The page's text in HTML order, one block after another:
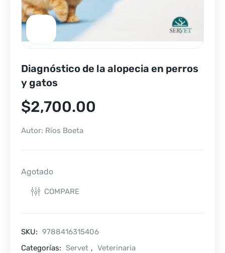
Diagnóstico de la alopecia en perros
y gatos
$2,700.00
Autor: Ríos Boeta
Agotado
COMPARE
SKU: 9788416315406
Categorías: Servet , Veterinaria